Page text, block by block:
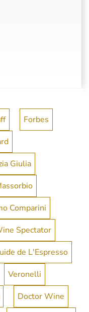
Forbes
Giulia
Comparini
Spectator
de L'Espresso
Veronelli
Doctor Wine